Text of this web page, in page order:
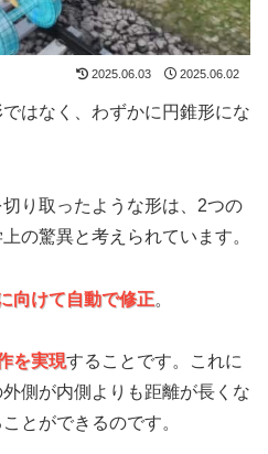
2025.06.03 2025.06.02
はなく、わずかに円錐形にな
り取ったような形は、2つの
の驚異と考えられています。
向けて自動で修正。
を実現することです。これに
側が内側よりも距離が長くな
とができるのです。